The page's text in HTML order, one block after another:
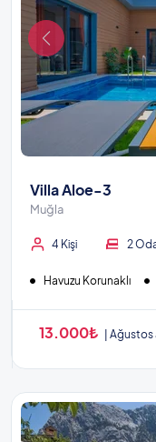
Villa Aloe-3
Muğla
4 Kişi 2
Havuzu Korunaklı
13.000₺ Ağustos